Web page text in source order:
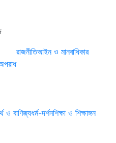
রাজনীতিআইন ও মানবাধিকার
ও বাণিজ্যধর্ম-দর্শনশিক্ষা ও শিক্ষাঙ্গন